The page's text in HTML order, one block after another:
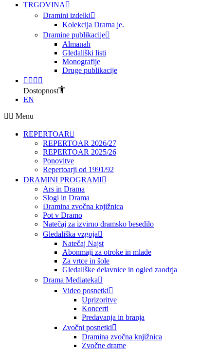
TRGOVINA
Dramini izdelki
Kolekcija Drama je.
Dramine publikacije
Almanah
Gledališki listi
Monografije
Druge publikacije
Dostopnost
EN
Menu
REPERTOAR
REPERTOAR 2026/27
REPERTOAR 2025/26
Ponovitve
Repertoarji od 1991/92
DRAMINI PROGRAMI
Ars in Drama
Slogi in Drama
Dramina zvočna knjižnica
Pot v Dramo
Natečaj za izvirno dramsko besedilo
Gledališka vzgoja
Natečaj Najst
Abonmaji za otroke in mlade
Za vrtce in šole
Gledališke delavnice in ogled zaodrja
Drama Mediateka
Video posnetki
Uprizoritve
Koncerti
Predavanja in branja
Zvočni posnetki
Dramina zvočna knjižnica
Zvočne drame